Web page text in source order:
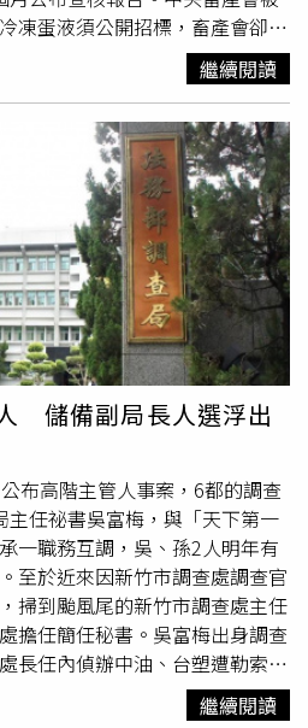
凍蛋液須公開招標，畜產會卻用
採購法，昨天農業部代理部長陳
使用「自有資金」進口冷凍蛋
過今日賴士葆質詢時，直問陳瑞
陳說，這存有爭議，未明確。
「法人或團體接受機關補助辦理
額半數以上，且補助金額在公告
定，並應受該機關之監督。」但
財物，指各種物品（生鮮農漁產
具與其他動產、不動產、權利及
。」陳瑞敏表示，所以首先要請
委員會來認定，蛋液是否屬於生
不受採購法限制；倘蛋液不屬生
調查金額是否超過須公開招標的
在索資也很困難，審計部屬於大
否有選舉考量。陳回應，此案
查要半年，本國三個月已很緊
則上三個月，我們盡量努力。」
繼續閱讀
儲備副局長人選浮出
布高階主管人事案，6都的調查
主任祕書吳富梅，與「天下第一
一職務互調，吳、孫2人明年有
至於近來因新竹市調查處調查官
掃到颱風尾的新竹市調查處主任
擔任簡任秘書。吳富梅出身調查
長任內偵辦中油、台塑遭勒索病
、調查大陸網軍有功，吳的丈夫
惠華之後，第二位女性台北市調
繼續閱讀